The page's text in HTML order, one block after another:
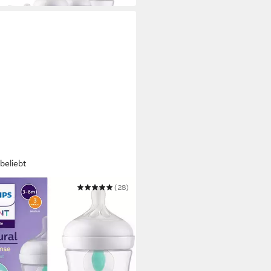
AVENT
Natural Response
(28)
bei dir